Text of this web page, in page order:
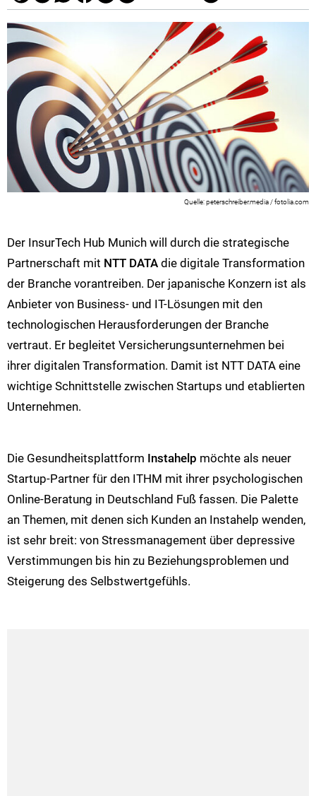
peterschreiber.media / fotolia.com
Der InsurTech Hub Munich will durch die strategische
Partnerschaft mit NTT DATA die digitale Transformation
der Branche vorantreiben. Der japanische Konzern ist als
Anbieter von Business- und IT-Lösungen mit den
technologischen Herausforderungen der Branche
vertraut. Er begleitet Versicherungsunternehmen bei
ihrer digitalen Transformation. Damit ist NTT DATA eine
wichtige Schnittstelle zwischen Startups und etablierten
Unternehmen.
Die Gesundheitsplattform Instahelp möchte als neuer
Startup-Partner für den ITHM mit ihrer psychologischen
Online-Beratung in Deutschland Fuß fassen. Die Palette
an Themen, mit denen sich Kunden an Instahelp wenden,
ist sehr breit: von Stressmanagement über depressive
Verstimmungen bis hin zu Beziehungsproblemen und
Steigerung des Selbstwertgefühls.